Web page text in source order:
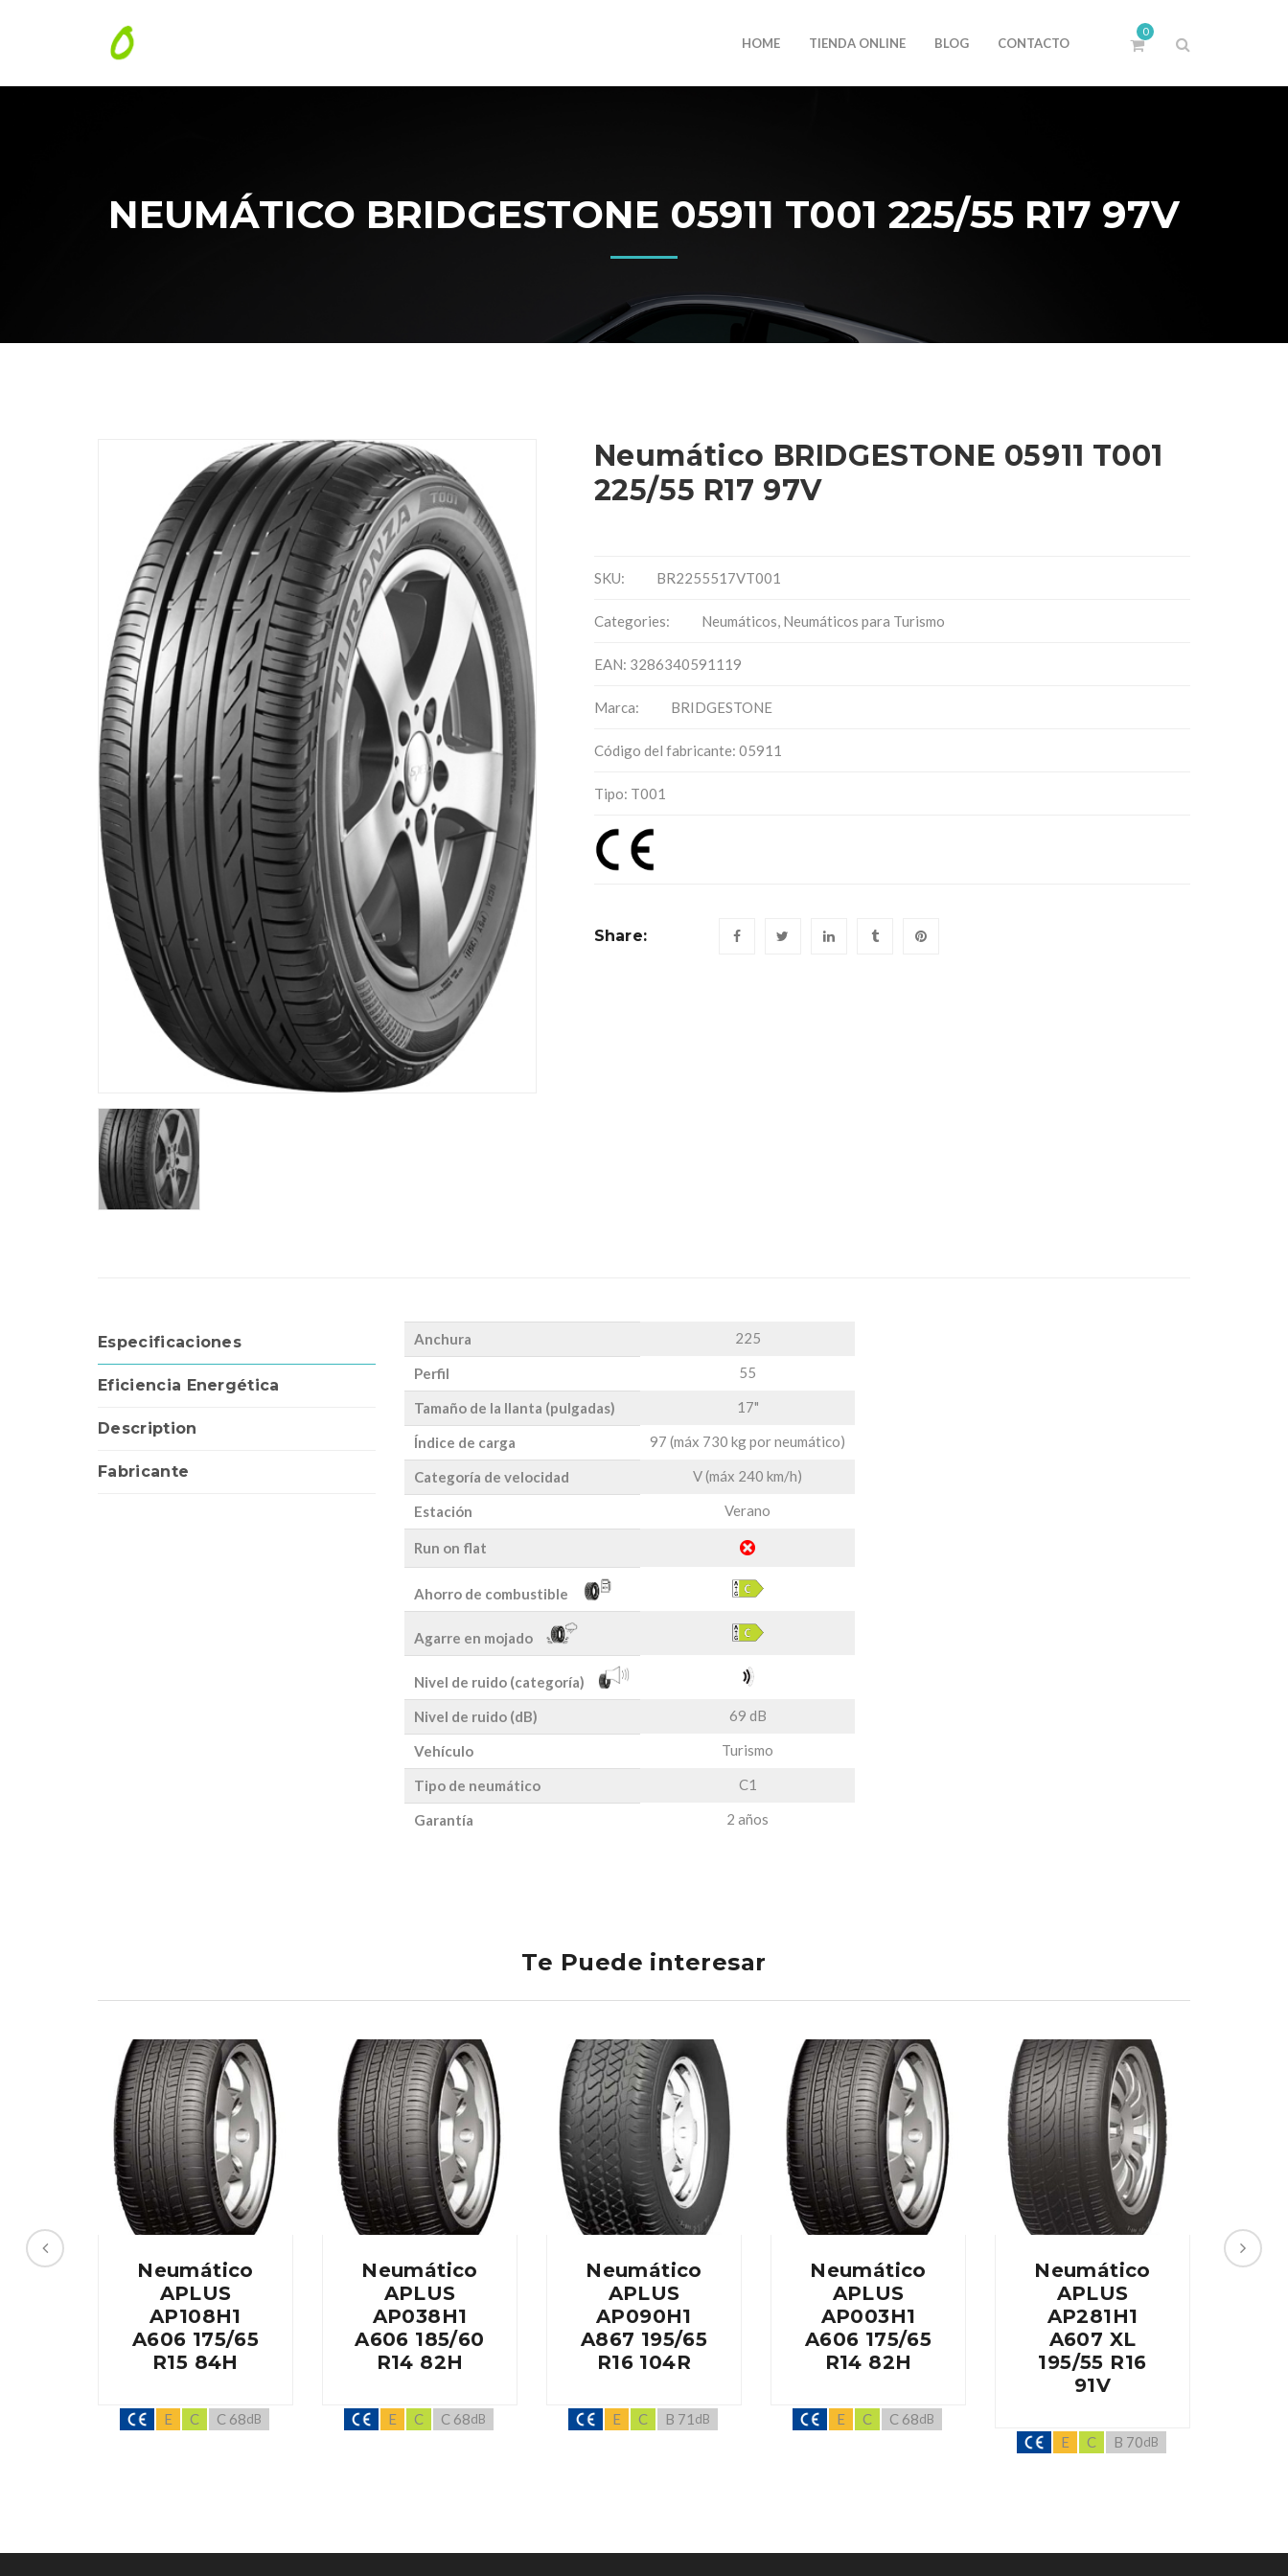
HOME TIENDA ONLINE BLOG CONTACTO
0
NEUMÁTICO BRIDGESTONE 05911 T001 225/55 R17 97V
Neumático BRIDGESTONE 05911 T001
225/55 R17 97V
SKU: BR2255517VT001
Categories: Neumáticos, Neumáticos para Turismo
EAN: 3286340591119
Marca: BRIDGESTONE
Código del fabricante: 05911
Tipo: T001
Share:
Especificaciones
Eficiencia Energética
Description
Fabricante
Anchura 225
Perfil 55
Tamaño de la llanta (pulgadas) 17"
Índice de carga 97 (máx 730 kg por neumático)
Categoría de velocidad V (máx 240 km/h)
Estación Verano
Run on flat
Ahorro de combustible
Agarre en mojado
Nivel de ruido (categoría)
Nivel de ruido (dB)
69 dB
Vehículo Turismo
Tipo de neumático C1
Garantía 2 años
Te Puede interesar
Neumático
APLUS
AP108H1
A606 175/65
R15 84H
E C C 68dB
Neumático
APLUS
AP038H1
A606 185/60
R14 82H
E C C 68dB
Neumático
APLUS
AP090H1
A867 195/65
R16 104R
E C B 71 dB
Neumático
APLUS
AP003H1
A606 175/65
R14 82H
E C C 68dB
Neumático
APLUS
AP281H1
A607 XL
195/55 R16
91V
E C B 70dB